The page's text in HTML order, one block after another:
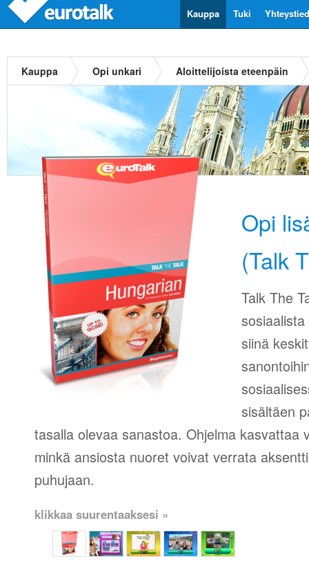
Tuki
Kauppa
Kauppa Opi unkari Aloittelijoista eteenpäin
Opi
(Talk
Talk The
siinä
sisältäen
tasalla olevaa sanastoa. Ohjelma kasvattaa
minkä ansiosta nuoret voivat verrata
puhujaan.
klikkaa suurentaaksesi »